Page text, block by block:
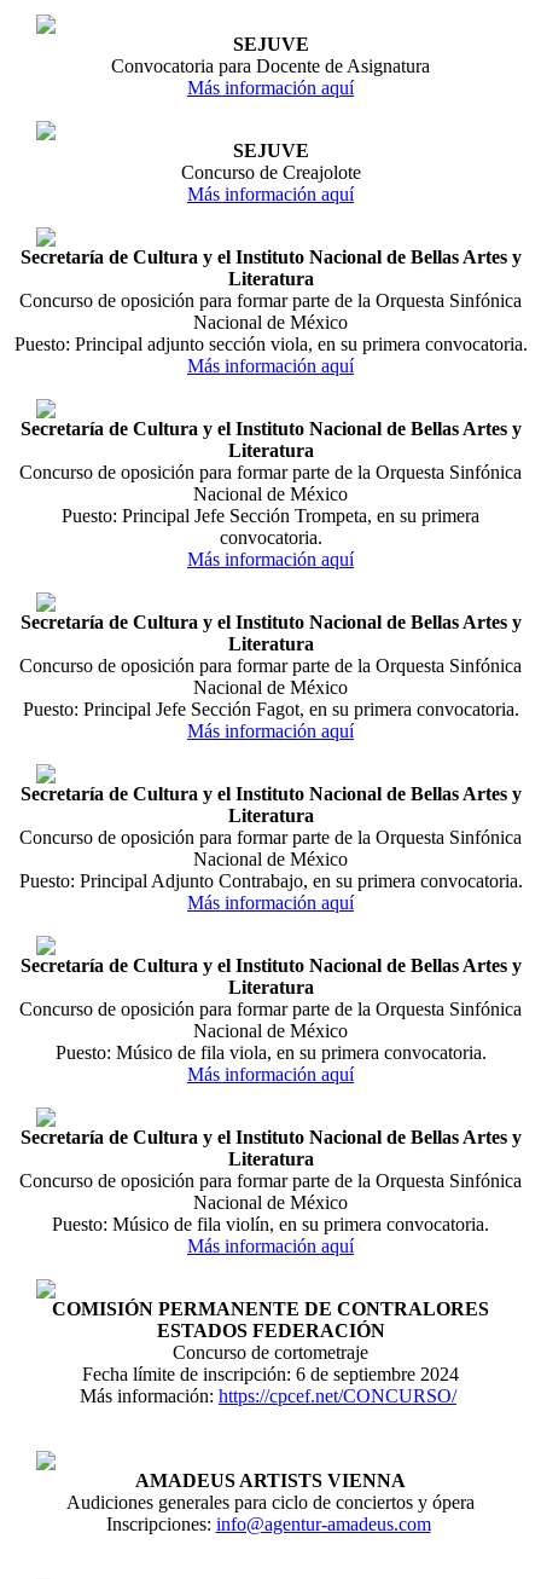
SEJUVE
Convocatoria para Docente de Asignatura
Más información aquí
SEJUVE
Concurso de Creajolote
Más información aquí
Secretaría de Cultura y el Instituto Nacional de Bellas Artes y
Literatura
Concurso de oposición para formar parte de la Orquesta Sinfónica
Nacional de México
Puesto: Principal adjunto sección viola, en su primera convocatoria.
Más información aquí
Secretaría de Cultura y el Instituto Nacional de Bellas Artes y
Literatura
Concurso de oposición para formar parte de la Orquesta Sinfónica
Nacional de México
Puesto: Principal Jefe Sección Trompeta, en su primera
convocatoria.
Más información aquí
Secretaría de Cultura y el Instituto Nacional de Bellas Artes y
Literatura
Concurso de oposición para formar parte de la Orquesta Sinfónica
Nacional de México
Puesto: Principal Jefe Sección Fagot, en su primera convocatoria.
Más información aquí
Secretaría de Cultura y el Instituto Nacional de Bellas Artes y
Literatura
Concurso de oposición para formar parte de la Orquesta Sinfónica
Nacional de México
Puesto: Principal Adjunto Contrabajo, en su primera convocatoria.
Más información aquí
Secretaría de Cultura y el Instituto Nacional de Bellas Artes y
Literatura
Concurso de oposición para formar parte de la Orquesta Sinfónica
Nacional de México
Puesto: Músico de fila viola, en su primera convocatoria.
Más información aquí
Secretaría de Cultura y el Instituto Nacional de Bellas Artes y
Literatura
Concurso de oposición para formar parte de la Orquesta Sinfónica
Nacional de México
Puesto: Músico de fila violín, en su primera convocatoria.
Más información aquí
COMISIÓN PERMANENTE DE CONTRALORES
ESTADOS FEDERACIÓN
Concurso de cortometraje
Fecha límite de inscripción: 6 de septiembre 2024
Más información: https://cpcef.net/CONCURSO/
AMADEUS ARTISTS VIENNA
Audiciones generales para ciclo de conciertos y ópera
Inscripciones: info@agentur-amadeus.com